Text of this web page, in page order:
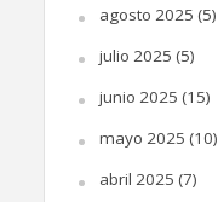
agosto 2025 (5)
julio 2025 (5)
junio 2025 (15)
mayo 2025 (10)
abril 2025 (7)